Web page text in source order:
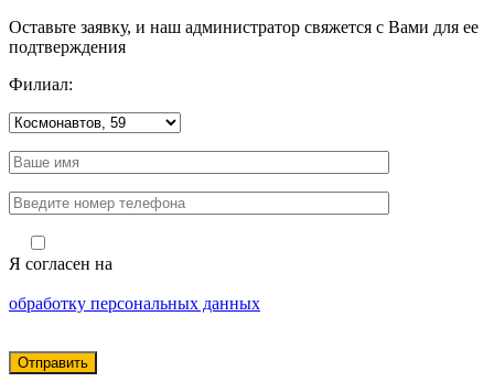
Оставьте заявку, и наш администратор свяжется с Вами для ее
подтверждения
Филиал:
Я согласен на
обработку персональных данных